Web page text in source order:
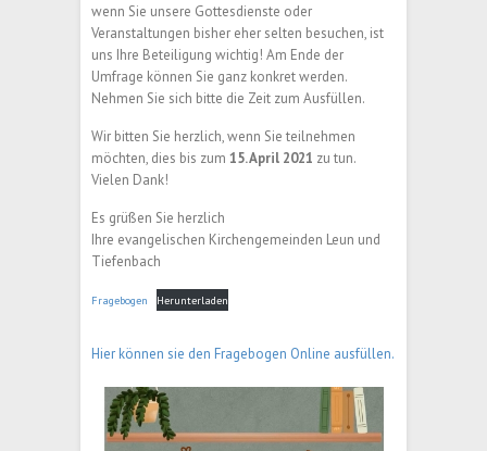
wenn Sie unsere Gottesdienste oder
Veranstaltungen bisher eher selten besuchen, ist
uns Ihre Beteiligung wichtig! Am Ende der
Umfrage können Sie ganz konkret werden.
Nehmen Sie sich bitte die Zeit zum Ausfüllen.
Wir bitten Sie herzlich, wenn Sie teilnehmen
möchten, dies bis zum 15. April 2021 zu tun.
Vielen Dank!
Es grüßen Sie herzlich
Ihre evangelischen Kirchengemeinden Leun und
Tiefenbach
Fragebogen Herunterladen
Hier können sie den Fragebogen Online ausfüllen.